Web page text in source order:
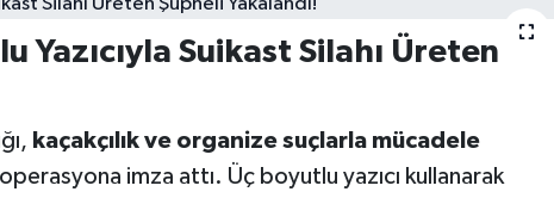
Yazıcıyla Suikast Silahı Üreten
kaçakçılık ve organize suçlarla mücadele
imza attı. Üç boyutlu yazıcı kullanarak